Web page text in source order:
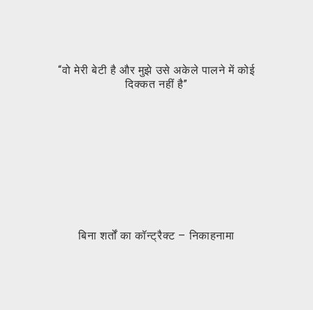
“वो मेरी बेटी है और मुझे उसे अकेले पालने में कोई
दिक्कत नहीं है”
बिना शर्तों का कॉन्ट्रैक्ट – निकाहनामा